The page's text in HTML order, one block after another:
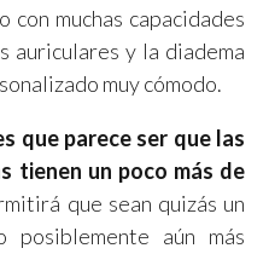
muchas capacidades
auriculares y la diadema
muy cómodo.
que parece ser que las
tienen un poco más de
que sean quizás un
posiblemente aún más